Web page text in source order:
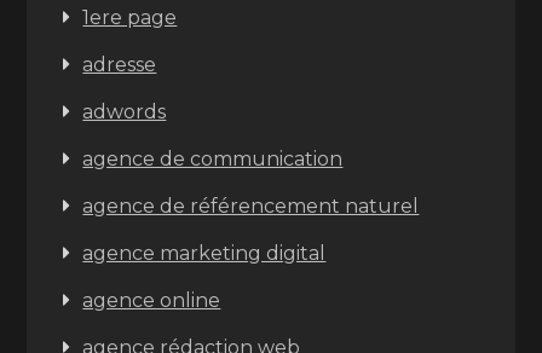
1ere page
adresse
adwords
agence de communication
agence de référencement naturel
agence marketing digital
agence online
agence rédaction web